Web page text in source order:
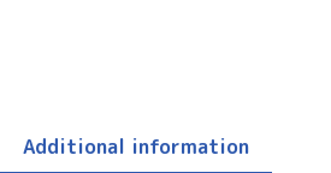
Additional information